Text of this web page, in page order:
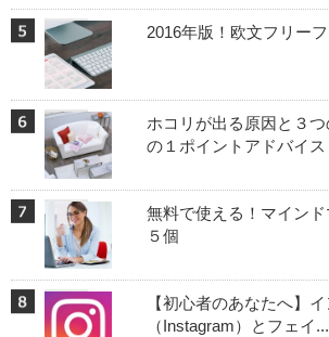
2016年版！欧文フリー
ホコリが出る原因と３
の１ポイントアドバイス
無料で使える！マイン
５個
【初心者のあなたへ】
（Instagram）とフェイ...